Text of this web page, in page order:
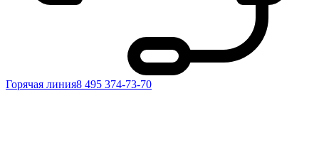
Горячая линия8 495 374-73-70